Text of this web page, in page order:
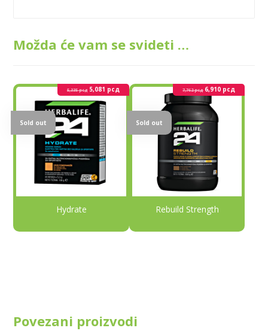
Možda će vam se svideti …
Hydrate
5,335рсд 5,081 рсд
Sold out
Rebuild Strength
7,762рсд 6,910 рсд
Sold out
Povezani proizvodi